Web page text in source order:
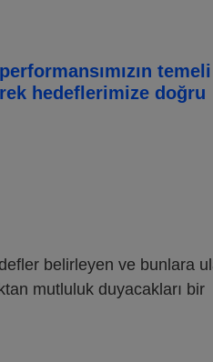
hedeflerimize doğru
belirleyen ve bunlara
mutluluk duyacakları bir